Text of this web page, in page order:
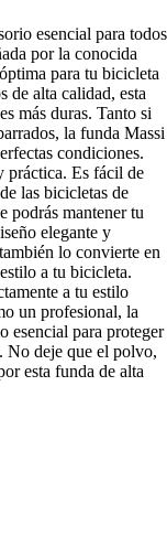
esencial para todos
por la conocida
para tu bicicleta
de alta calidad, esta
más duras. Tanto si
la funda Massi
condiciones.
práctica. Es fácil de
las bicicletas de
podrás mantener tu
elegante y
lo convierte en
a tu bicicleta.
a tu estilo
un profesional, la
esencial para proteger
No deje que el polvo,
esta funda de alta